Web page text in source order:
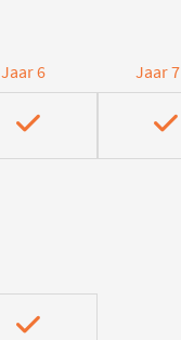
Jaar 6 Jaar 7